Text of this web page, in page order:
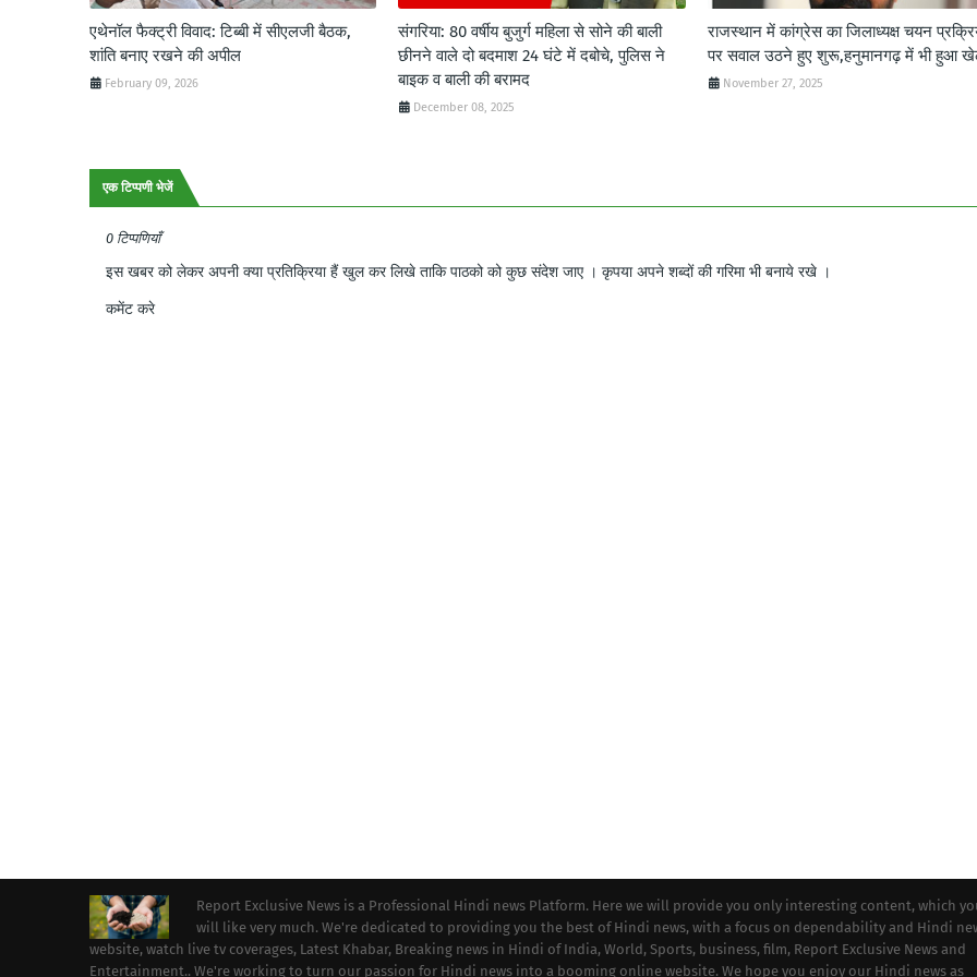
एथेनॉल फैक्ट्री विवाद: टिब्बी में सीएलजी बैठक,
शांति बनाए रखने की अपील
February 09, 2026
संगरिया: 80 वर्षीय बुजुर्ग महिला से सोने की बाली
छीनने वाले दो बदमाश 24 घंटे में दबोचे, पुलिस ने
बाइक व बाली की बरामद
December 08, 2025
राजस्थान में कांग्रेस का जिलाध्यक्ष चयन
पर सवाल उठने हुए शुरू,हनुमानगढ़ में भी हुआ
November 27, 2025
एक टिप्पणी भेजें
0 टिप्पणियाँ
इस खबर को लेकर अपनी क्या प्रतिक्रिया हैं खुल कर लिखे ताकि पाठको को कुछ संदेश जाए । कृपया अपने शब्दों की गरिमा भी बनाये रखे ।
कमेंट करे
Report Exclusive News is a Professional Hindi news Platform. Here we will provide you only interesting content, which
will like very much. We're dedicated to providing you the best of Hindi news, with a focus on dependability and Hindi
website, watch live tv coverages, Latest Khabar, Breaking news in Hindi of India, World, Sports, business, film, Report Exclusive News and
Entertainment.. We're working to turn our passion for Hindi news into a booming online website. We hope you enjoy our Hindi news as